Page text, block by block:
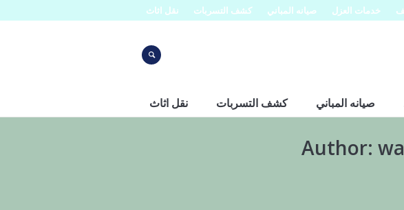
خدمات العزل صيانه المباني كشف التسربات نقل اثاث
صيانه المباني كشف التسربات نقل اثاث
Author: